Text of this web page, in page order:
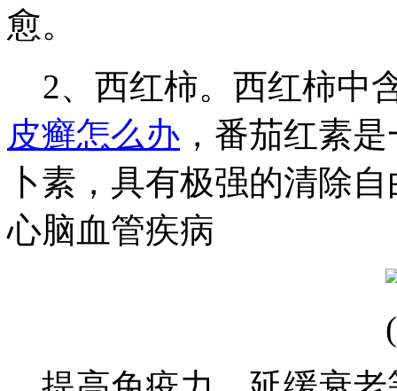
愈。
2、西红柿。西红柿中
皮癣怎么办 ，番茄红素
卜素，具有极强的清除
心脑血管疾病